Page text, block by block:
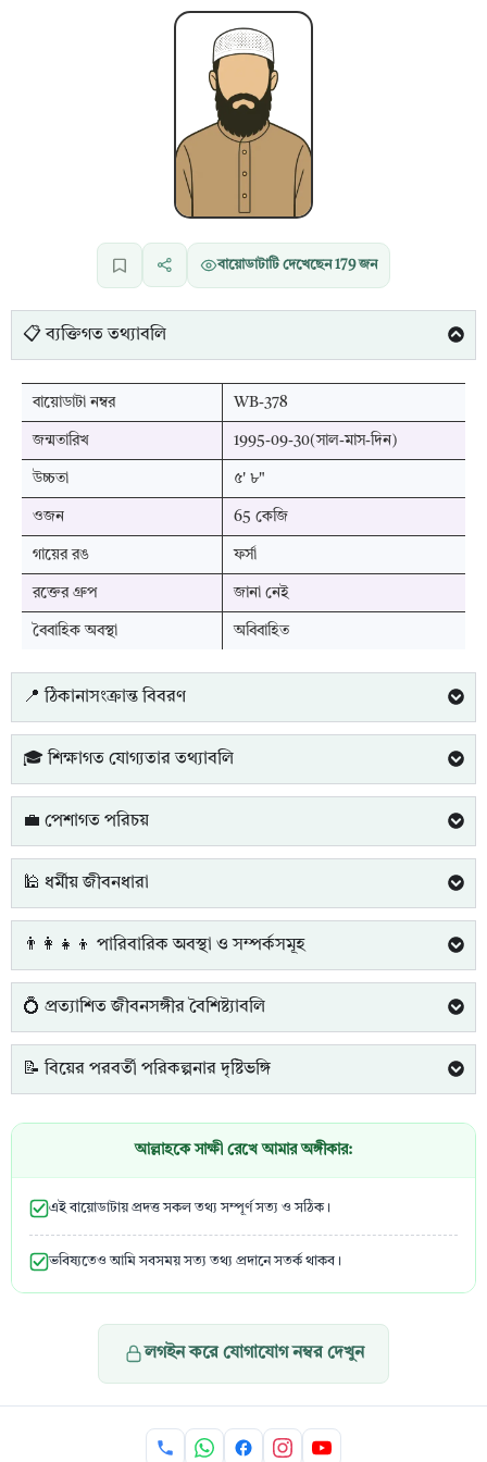
বায়োডাটাটি দেখেছেন179জন
📋 ব্যক্তিগত তথ্যাবলি
বায়োডাটা নম্বর WB-378
জন্মতারিখ 1995-09-30(সাল-মাস-দিন)
উচ্চতা ৫' ৮"
ওজন 65 কেজি
গায়ের রঙ ফর্সা
রক্তের গ্রুপ জানা নেই
বৈবাহিক অবস্থা অবিবাহিত
📍 ঠিকানাসংক্রান্ত বিবরণ
🎓 শিক্ষাগত যোগ্যতার তথ্যাবলি
💼 পেশাগত পরিচয়
🕌 ধর্মীয় জীবনধারা
👨‍👩‍👧‍👦 পারিবারিক অবস্থা ও সম্পর্কসমূহ
💍 প্রত্যাশিত জীবনসঙ্গীর বৈশিষ্ট্যাবলি
📝 বিয়ের পরবর্তী পরিকল্পনার দৃষ্টিভঙ্গি
আল্লাহকে সাক্ষী রেখে আমার অঙ্গীকার:
এই বায়োডাটায় প্রদত্ত সকল তথ্য সম্পূর্ণ সত্য ও সঠিক।
ভবিষ্যতেও আমি সবসময় সত্য তথ্য প্রদানে সতর্ক থাকব।
লগইন করে যোগাযোগ নম্বর দেখুন